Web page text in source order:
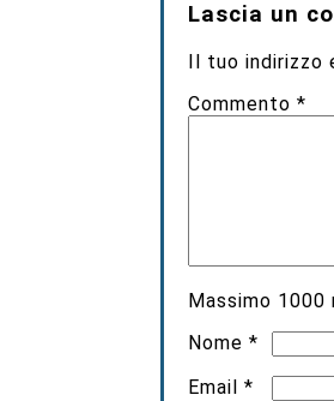
Lascia un
Il tuo indirizzo
Commento*
Massimo 1000
Nome*
Email*